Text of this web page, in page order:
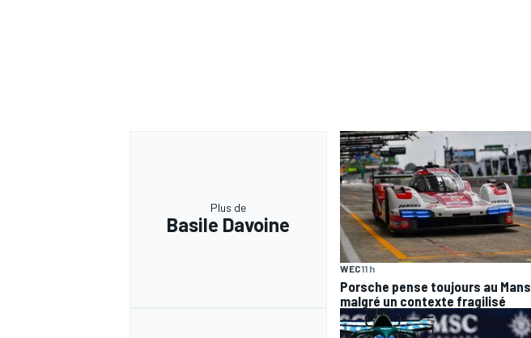
Plus de
Basile Davoine
WEC11 h
Porsche pense toujours au Mans
malgré un contexte fragilisé